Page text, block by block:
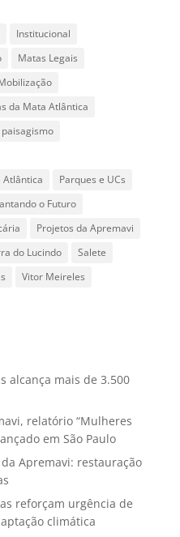
Institucional
Matas Legais
da Mata Atlântica
paisagismo
Atlântica
Parques e UCs
o Futuro
Projetos da Apremavi
do Lucindo
Salete
Vitor Meireles
alcança mais de 3.500
relatório “Mulheres
em São Paulo
Apremavi: restauração
reforçam urgência de
climática